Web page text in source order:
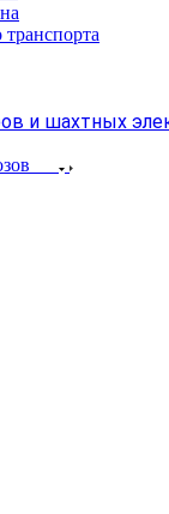
и шахтных